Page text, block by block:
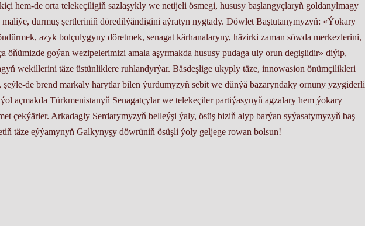
hem-de orta telekeçiligiň sazlaşykly we netijeli ösmegi, hususy başlangyçlaryň goldanylmagy
durmuş şertleriniň döredilýändigini aýratyn nygtady. Döwlet Baştutanymyzyň: «Ýokary
azyk bolçulygyny döretmek, senagat kärhanalaryny, häzirki zaman söwda merkezlerini,
öňümizde goýan wezipelerimizi amala aşyrmakda hususy pudaga uly orun degişlidir» diýip,
wekillerini täze üstünliklere ruhlandyrýar. Bäsdeşlige ukyply täze, innowasion önümçilikleri
şeýle-de brend markaly harytlar bilen ýurdumyzyň sebit we dünýä bazaryndaky ornuny yzygiderli
açmakda Türkmenistanyň Senagatçylar we telekeçiler partiýasynyň agzalary hem ýokary
çekýärler. Arkadagly Serdarymyzyň belleýşi ýaly, ösüş biziň alyp barýan syýasatymyzyň baş
täze eýýamynyň Galkynyşy döwrüniň ösüşli ýoly geljege rowan bolsun!